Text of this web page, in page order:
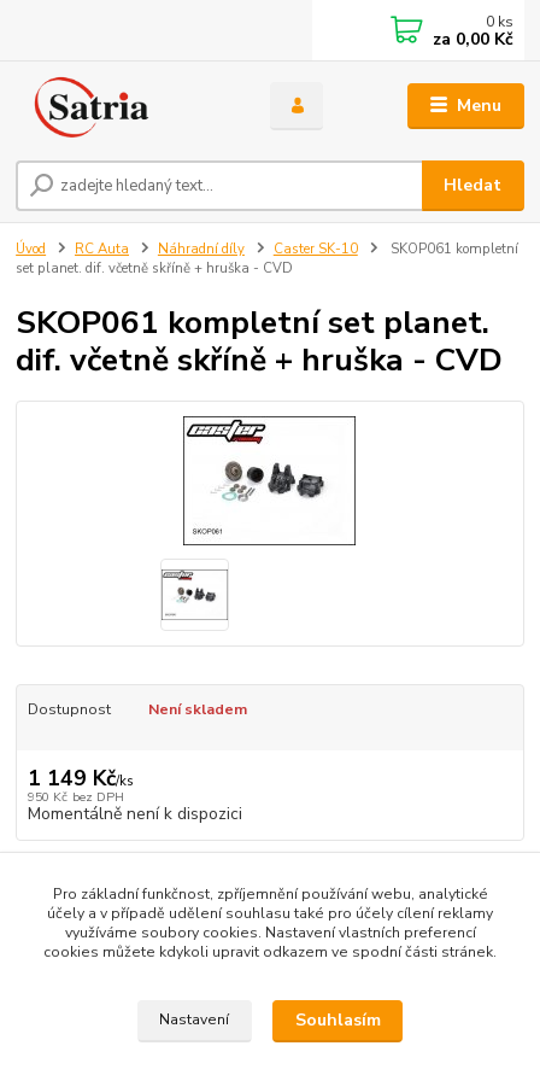
Menu
Hledat
0 ks
za 0,00 Kč
Úvod RC Auta Náhradní díly Caster SK-10
SKOP061 kompletní
set planet. dif. včetně skříně + hruška - CVD
SKOP061 kompletní set planet.
dif. včetně skříně + hruška - CVD
Dostupnost Není skladem
1 149 Kč/ks
950 Kč bez DPH
Momentálně není k dispozici
Zboží zařazeno v kategoriích
Pro základní funkčnost, zpříjemnění používání webu, analytické
účely a v případě udělení souhlasu také pro účely cílení reklamy
využíváme soubory cookies. Nastavení vlastních preferencí
cookies můžete kdykoli upravit odkazem ve spodní části stránek.
Nastavení Souhlasím